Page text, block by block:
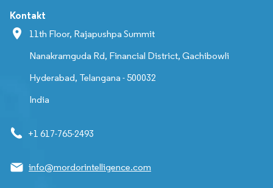
Kontakt
11th Floor, Rajapushpa Summit
Nanakramguda Rd, Financial District, Gachibowli
Hyderabad, Telangana - 500032
India
+1 617-765-2493
info@mordorintelligence.com